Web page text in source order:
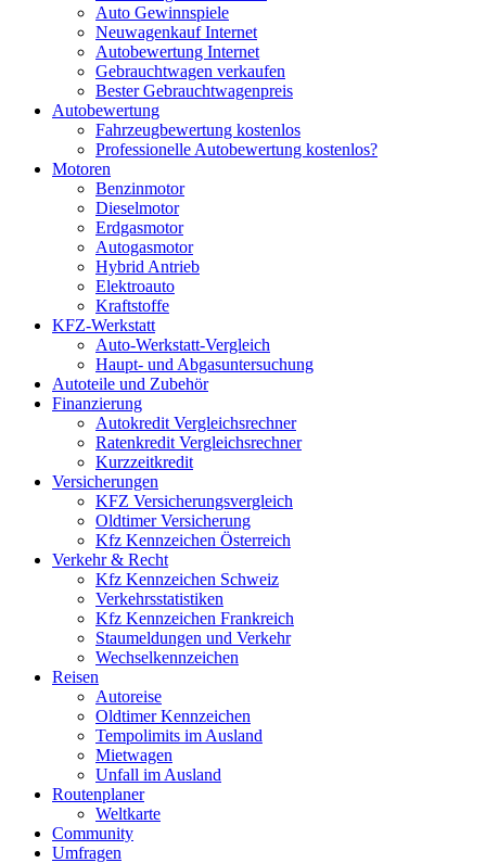
Auto Gewinnspiele
Neuwagenkauf Internet
Autobewertung Internet
Gebrauchtwagen verkaufen
Bester Gebrauchtwagenpreis
Autobewertung
Fahrzeugbewertung kostenlos
Professionelle Autobewertung kostenlos?
Motoren
Benzinmotor
Dieselmotor
Erdgasmotor
Autogasmotor
Hybrid Antrieb
Elektroauto
Kraftstoffe
KFZ-Werkstatt
Auto-Werkstatt-Vergleich
Haupt- und Abgasuntersuchung
Autoteile und Zubehör
Finanzierung
Autokredit Vergleichsrechner
Ratenkredit Vergleichsrechner
Kurzzeitkredit
Versicherungen
KFZ Versicherungsvergleich
Oldtimer Versicherung
Kfz Kennzeichen Österreich
Verkehr & Recht
Kfz Kennzeichen Schweiz
Verkehrsstatistiken
Kfz Kennzeichen Frankreich
Staumeldungen und Verkehr
Wechselkennzeichen
Reisen
Autoreise
Oldtimer Kennzeichen
Tempolimits im Ausland
Mietwagen
Unfall im Ausland
Routenplaner
Weltkarte
Community
Umfragen